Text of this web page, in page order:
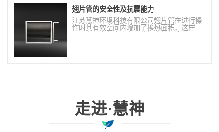
翅片管的安全性及抗震能力
江苏慧神环境科技有限公司翅片管在进行操
作时其有效空间内增加了换热面积，这样就
走进·慧神